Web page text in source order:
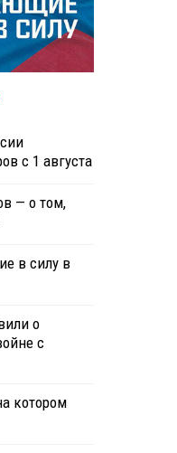
с 1 августа
— о том,
в силу в
о
с
котором